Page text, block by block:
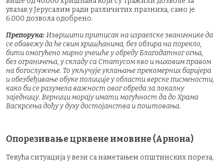
улазак у Јерусалим ради различитих празника, само је
6.000 дозвола одобрено.
Препорука:Извршити притисак на израелске званичнике да
се обавежу да ће свим хришћанима, без обзира на порекло,
бити омогућено мирно учешће у обреду Благодатног огња,
без ограничења, у складу са Статусом кво и њиховим правом
на богослужење. То укључује уклањање прекомерних баријера
и обезбеђивање обуке полиције у области верске писмености,
како би се разумела важност овог обреда за локалну
заједницу. Верници морају имати могућност да до Храма
Васкрсења дођу у духу достојанства и поштовања.
Опорезивање црквене имовине (Арнона)
Текућа ситуација у вези са наметањем општинских пореза,